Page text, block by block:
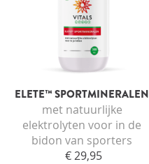
ELETE™ SPORTMINERALEN
met natuurlijke
elektrolyten voor in de
bidon van sporters
€ 29,95